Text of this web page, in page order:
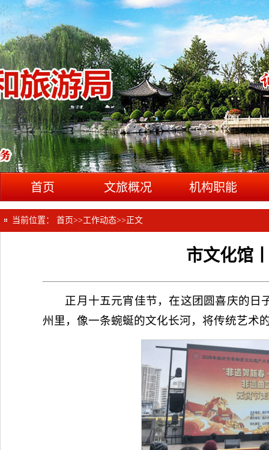
首页 文旅概况 机构职能
当前位置： 首页>>工作动态>> 正文
市文化馆
正月十五元宵佳节，在这团圆喜庆的日
州里，像一条蜿蜒的文化长河，将传统艺术